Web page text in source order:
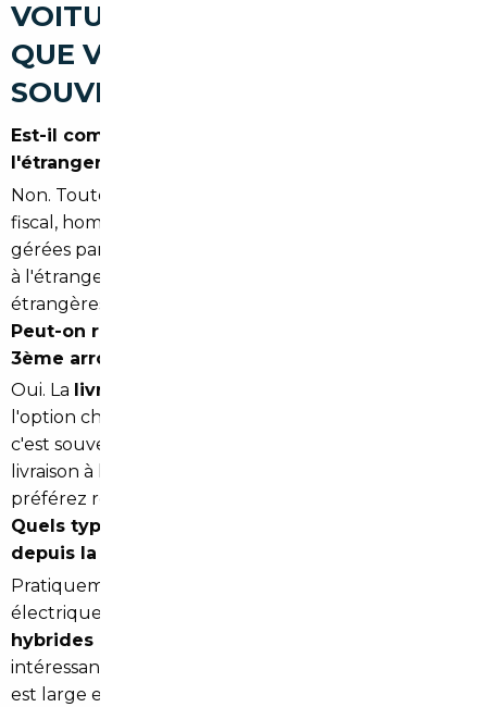
VOITURE À PARIS 3ÈME : CE
QUE VOUS VOUS DEMANDEZ
SOUVENT
Est-il compliqué d'importer une voiture depuis
l'étranger quand on habite Paris ?
Non. Toutes les démarches administratives — quitus
fiscal, homologation, immatriculation française — sont
gérées par le courtier. Vous n'avez pas à vous rendre
à l'étranger ni à traiter avec des administrations
étrangères.
Peut-on recevoir la voiture directement dans le
3ème arrondissement ?
Oui. La livraison à domicile
l'option choisie. Pour les résidents du centre de Paris,
c'est souvent la solution la plus pratique. Une
livraison à l'agence est également disponible si vous
préférez récupérer le véhicule en main propre.
Quels types de véhicules peut-on importer
depuis la Belgique ou l'Allemagne ?
Pratiquement tous : berlines, SUV, véhicules
électriques, breaks, utilitaires légers. Les véhicules
hybrides et électriques
intéressants à importer depuis l'Allemagne, où l'offre
est large et les prix compétitifs.